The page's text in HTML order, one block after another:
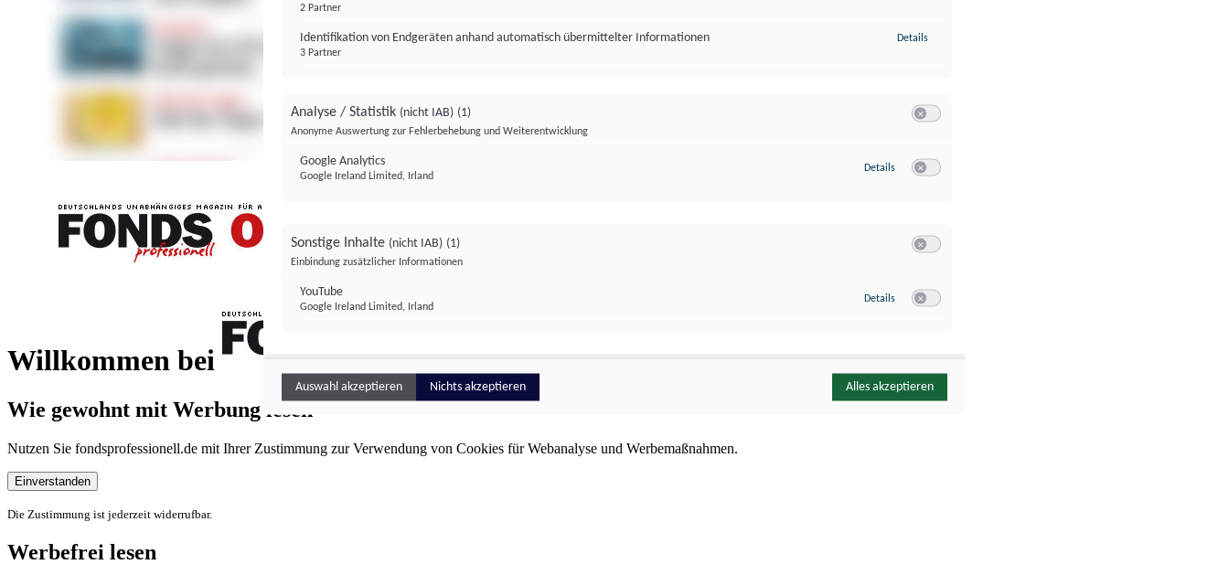
Willkommen bei
FONDS professionell
Wie gewohnt mit Werbung lesen
Nutzen Sie fondsprofessionell.de mit Ihrer Zustimmung zur Verwendung von Cookies für Webanalyse und Werbemaßnahmen.
Einverstanden
Die Zustimmung ist jederzeit widerrufbar.
Werbefrei lesen
2 Partner
Identifikation von Endgeräten anhand automatisch übermittelter Informationen
3 Partner
Details
Analyse / Statistik (nicht IAB) (1)
Anonyme Auswertung zur Fehlerbehebung und Weiterentwicklung
Google Analytics
Google Ireland Limited, Irland
Details zu Google Analytics
Sonstige Inhalte (nicht IAB) (1)
Einbindung zusätzlicher Informationen
YouTube
Google Ireland Limited, Irland
Details zu YouTube
Auswahl akzeptieren Nichts akzeptieren Alles akzeptieren